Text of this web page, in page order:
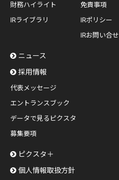
財務ハイライト
IRライブラリ
免責事項
IRポリシー
IRお問い合せ
ニュース
採用情報
代表メッセージ
エントランスブック
データで見るピクスタ
募集要項
ピクスタ＋
個人情報取扱方針